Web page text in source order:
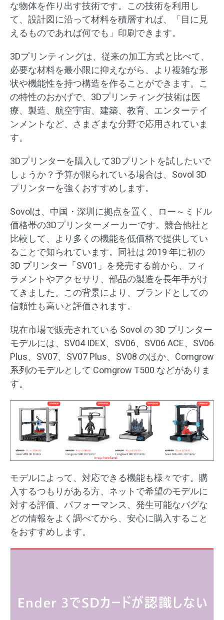
な物体を作り出す技術です。この技術を利用し
て、設計図に沿って材料を積層すれば、「目に見
えるものであれば何でも」印刷できます。
3Dプリンティングは、従来の加工方式と比べて、
必要な材料を最小限に抑えながら、より複雑な形
状や機能性を持つ構造を作ることができます。こ
の特性のおかげで、3Dプリンティング技術は医
療、製造、航空宇宙、建築、教育、エンターテイ
ンメントなど、さまざまな分野で応用されていま
す。
3Dプリンターを購入して3Dプリントを試したいで
しょうか？予算が限られている場合は、Sovol 3D
プリンターを強くおすすめします。
Sovolは、中国・深圳に拠点を置く、ロー～ミドル
価格帯の3Dプリンターメーカーです。競合他社と
比較して、より多くの機能を低価格で提供してい
ることで知られています。同社は 2019 年に初の
3D プリンター「SV01」を発売する前から、フィ
ラメントやアクセサリ、部品の製造を長年手がけ
てきました。この背景により、ブランドとしての
信頼性も高いと評価されます。
現在市場で販売されている Sovol の 3D プリンター
モデルには、SV04 IDEX、SV06、SV06 ACE、SV06
Plus、SV07、SV07 Plus、SV08 のほか、Comgrow
系列のモデルとして Comgrow T500 などがありま
す。
モデルによって、対応できる機能も様々です。購
入するつもりがある方、ネットで希望のモデルに
対する評価、パフォーマンス、発生可能なバグな
どの情報をよく調べてから、安心に購入すること
をおすすめします。